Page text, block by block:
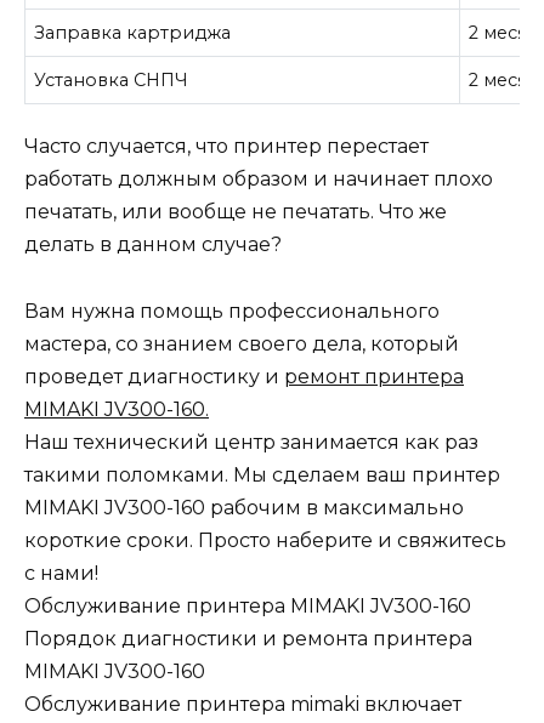
Заправка картриджа 2
Установка СНПЧ 2
Часто случается, что принтер перестает
работать должным образом и начинает плохо
печатать, или вообще не печатать. Что же
делать в данном случае?
Вам нужна помощь профессионального
мастера, со знанием своего дела, который
проведет диагностику и ремонт принтера
MIMAKI JV300-160.
Наш технический центр занимается как раз
такими поломками. Мы сделаем ваш принтер
MIMAKI JV300-160 рабочим в максимально
короткие сроки. Просто наберите и свяжитесь
с нами!
Обслуживание принтера MIMAKI JV300-160
Порядок диагностики и ремонта принтера
MIMAKI JV300-160
Обслуживание принтера mimaki включает